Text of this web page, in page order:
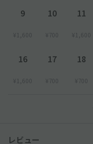
9
¥1,600
10
¥700
11
¥1,600
16
¥1,600
17
¥700
18
¥700
レビュー